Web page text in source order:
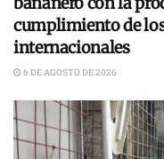
cumplimiento de
internacionales
6 DE AGOSTO DE 2026